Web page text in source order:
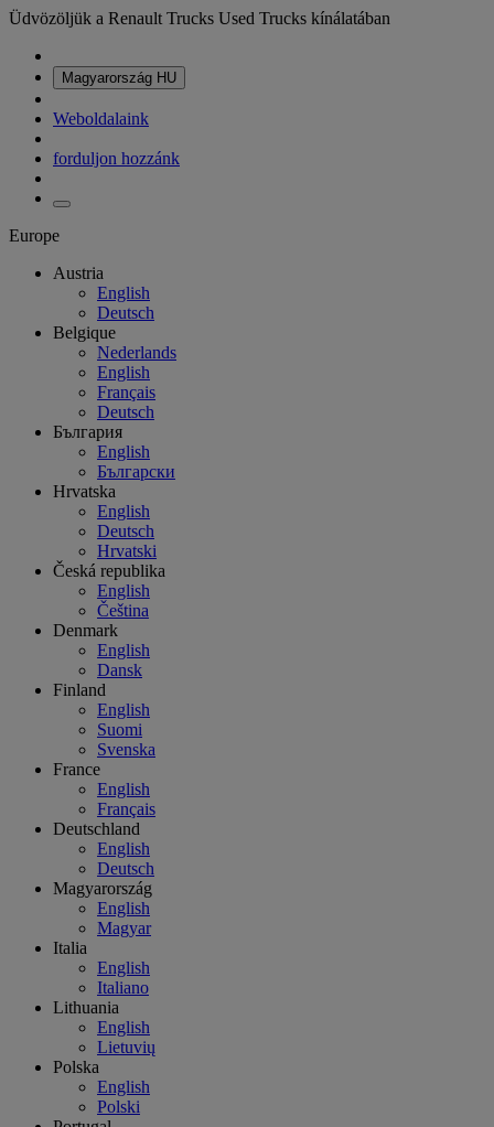
Üdvözöljük a Renault Trucks Used Trucks kínálatában
Magyarország HU
Weboldalaink
forduljon hozzánk
Europe
Austria
English
Deutsch
Belgique
Nederlands
English
Français
Deutsch
България
English
Български
Hrvatska
English
Deutsch
Hrvatski
Česká republika
English
Čeština
Denmark
English
Dansk
Finland
English
Suomi
Svenska
France
English
Français
Deutschland
English
Deutsch
Magyarország
English
Magyar
Italia
English
Italiano
Lithuania
English
Lietuvių
Polska
English
Polski